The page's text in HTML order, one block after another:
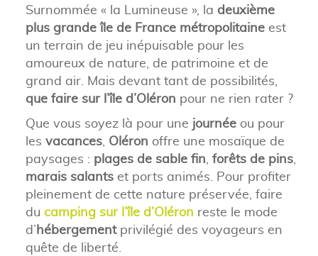
Surnommée « la Lumineuse », la deuxième
plus grande île de France métropolitaineest
un terrain de jeu inépuisable pour les
amoureux de nature, de patrimoine et de
grand air. Mais devant tant de possibilités,
que faire sur l’île d’Oléron pour ne rien rater ?
Que vous soyez là pour une journéeou pour
les vacances, Oléron offre une mosaïque de
paysages : plages de sable fin, forêts de pins,
marais salantset ports animés. Pour profiter
pleinement de cette nature préservée, faire
du camping sur l’île d’Oléron reste le mode
d’hébergementprivilégié des voyageurs en
quête de liberté.